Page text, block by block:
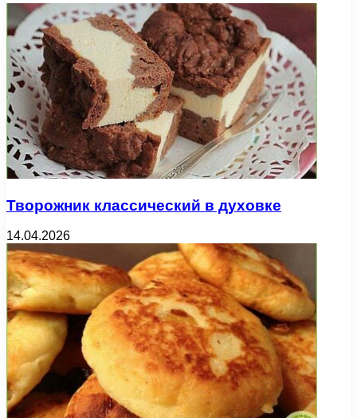
Творожник классический в духовке
14.04.2026